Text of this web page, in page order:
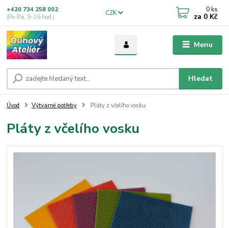
Menu
CZK
Hledat
+420 734 258 002
(Po-Pá, 9-16 hod.)
0 ks
za 0 Kč
Úvod Výtvarné potřeby Pláty z včelího vosku
Pláty z včelího vosku